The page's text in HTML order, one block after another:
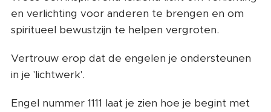
en verlichting voor anderen te brengen en om
spiritueel bewustzijn te helpen vergroten.
Vertrouw erop dat de engelen je ondersteunen
in je 'lichtwerk'.
Engel nummer 1111 laat je zien hoe je begint met